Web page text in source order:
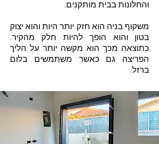
והחלונות בבית מותקנים.
משקוף בניה הוא חזק יותר היות והוא יצוק
בטון והוא הופך להיות חלק מהקיר.
כתוצאה מכך הוא מקשה יותר על הליך
הפריצה גם כאשר משתמשים בלום
ברזל.